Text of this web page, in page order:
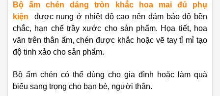
Bộ ấm chén dáng tròn khắc hoa mai đủ phụ
kiện
được nung ở nhiệt độ cao nên đảm bảo độ bền
chắc, hạn chế trầy xước cho sản phẩm. Họa tiết, hoa
văn trên thân ấm, chén được khắc hoặc vẽ tay tỉ mỉ tạo
độ tinh xảo cho sản phẩm.
Bộ ấm chén có thể dùng cho gia đình hoặc làm quà
biếu sang trọng cho bạn bè, người thân.